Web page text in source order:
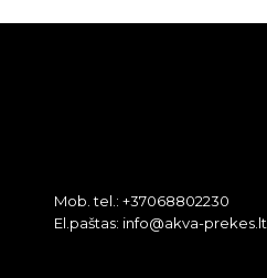
Mob. tel.: +37068802230
El.paštas: info@akva-prekes.lt